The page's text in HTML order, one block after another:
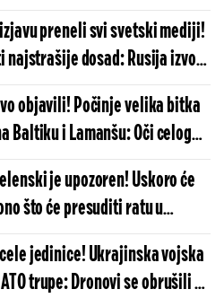
muk, Zelenski ne sme da
ovomepreneli svi svetski mediji!
najstrašije dosad: Rusija izvodi
protiv kojeg odbrana ne
objavili! Počinje velika bitka
Baltiku i Lamanšu: Oči celog
u severna mora, ovo će
planete
je upozoren! Uskoro će
što će presuditi ratu u
jedinice! Ukrajinska vojska
trupe: Dronovi se obrušili na